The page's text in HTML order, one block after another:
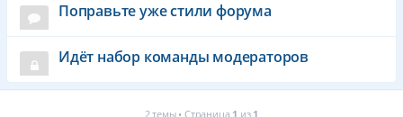
Поправьте уже стили форума
Идёт набор команды модераторов
2 темы • Страница 1 из 1